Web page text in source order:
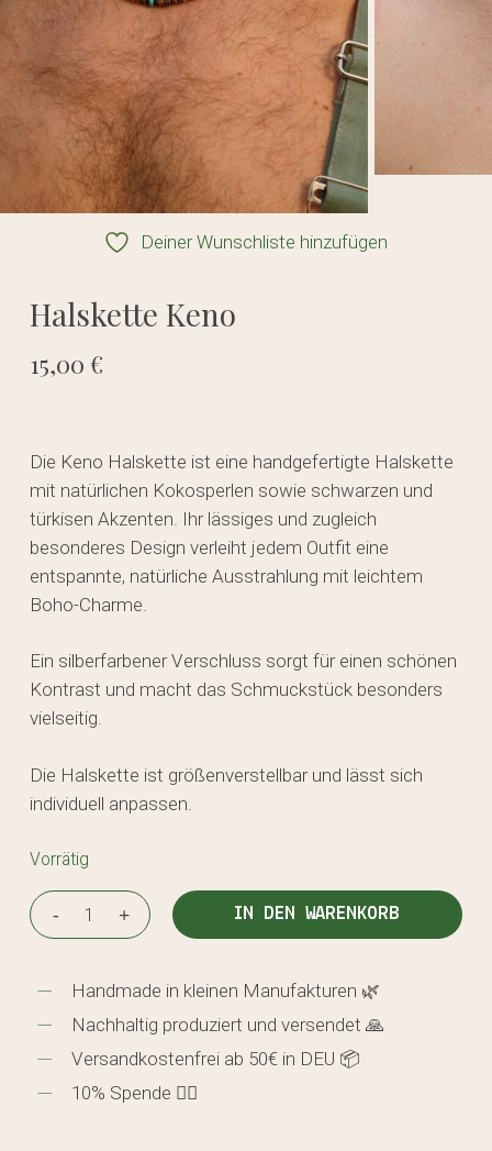
Deiner Wunschliste hinzufügen
Halskette Keno
15,00 €
Die Keno Halskette ist eine handgefertigte Halskette
mit natürlichen Kokosperlen sowie schwarzen und
türkisen Akzenten. Ihr lässiges und zugleich
besonderes Design verleiht jedem Outfit eine
entspannte, natürliche Ausstrahlung mit leichtem
Boho-Charme.
Ein silberfarbener Verschluss sorgt für einen schönen
Kontrast und macht das Schmuckstück besonders
vielseitig.
Die Halskette ist größenverstellbar und lässt sich
individuell anpassen.
Vorrätig
IN DEN WARENKORB
Handmade in kleinen Manufakturen 🌿
Nachhaltig produziert und versendet 🙏
Versandkostenfrei ab 50€ in DEU 📦
10% Spende 🖐🏼